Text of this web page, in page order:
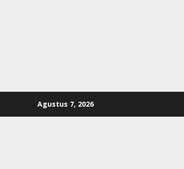
Agustus 7, 2026